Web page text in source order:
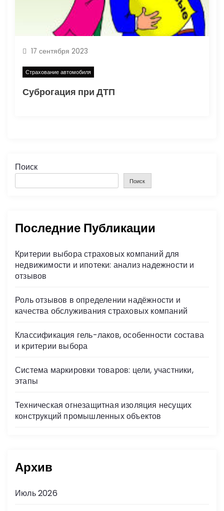
17 сентября 2023
Страхование автомобиля
Суброгация при ДТП
Поиск
Поиск
Последние Публикации
Критерии выбора страховых компаний для
недвижимости и ипотеки: анализ надежности и
отзывов
Роль отзывов в определении надёжности и
качества обслуживания страховых компаний
Классификация гель-лаков, особенности состава
и критерии выбора
Система маркировки товаров: цели, участники,
этапы
Техническая огнезащитная изоляция несущих
конструкций промышленных объектов
Архив
Июль 2026